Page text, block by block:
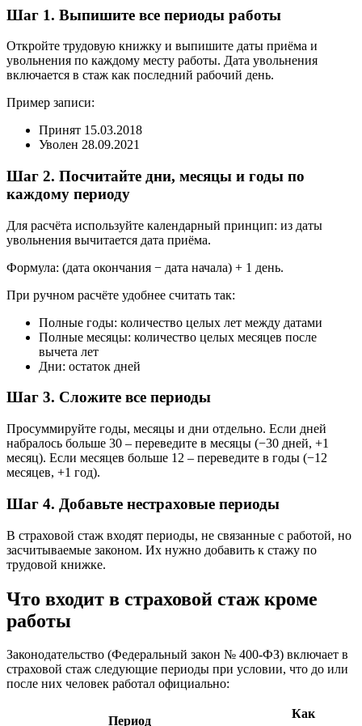
Шаг 1. Выпишите все периоды работы
Откройте трудовую книжку и выпишите даты приёма и
увольнения по каждому месту работы. Дата увольнения
включается в стаж как последний рабочий день.
Пример записи:
Принят 15.03.2018
Уволен 28.09.2021
Шаг 2. Посчитайте дни, месяцы и годы по
каждому периоду
Для расчёта используйте календарный принцип: из даты
увольнения вычитается дата приёма.
Формула: (дата окончания − дата начала) + 1 день.
При ручном расчёте удобнее считать так:
Полные годы: количество целых лет между датами
Полные месяцы: количество целых месяцев после
вычета лет
Дни: остаток дней
Шаг 3. Сложите все периоды
Просуммируйте годы, месяцы и дни отдельно. Если дней
набралось больше 30 – переведите в месяцы (−30 дней, +1
месяц). Если месяцев больше 12 – переведите в годы (−12
месяцев, +1 год).
Шаг 4. Добавьте нестраховые периоды
В страховой стаж входят периоды, не связанные с работой, но
засчитываемые законом. Их нужно добавить к стажу по
трудовой книжке.
Что входит в страховой стаж кроме
работы
Законодательство (Федеральный закон № 400-ФЗ) включает в
страховой стаж следующие периоды при условии, что до или
после них человек работал официально:
Период
Как